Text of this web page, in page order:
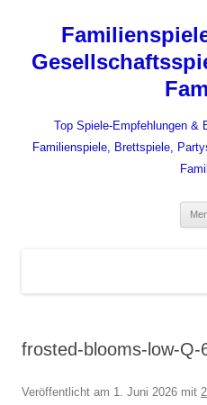
springen
Top Spiele-Empfehlungen &
Familienspiele, Brettspiele,
frosted-blooms-low-Q-
Veröffentlicht am 1. Juni 2026 mit